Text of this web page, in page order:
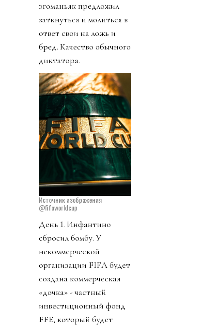
эгоманьяк предложил
заткнуться и молиться в
ответ свои на ложь и
бред. Качество обычного
диктатора.
Источник изображения
@fifaworldcup
День 1. Инфантино
сбросил бомбу. У
некоммерческой
организации FIFA будет
создана коммерческая
«дочка» - частный
инвестиционный фонд
FFE, который будет